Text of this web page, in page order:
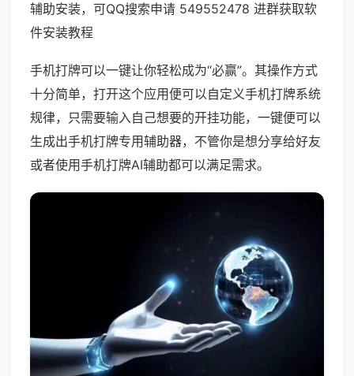
辅助安装，可QQ搜索申请 549552478 进群获取软
件安装教程
手机打牌可以一键让你轻松成为“必赢”。其操作方式
十分简单，打开这个应用便可以自定义手机打牌系统
规律，只需要输入自己想要的开挂功能，一键便可以
生成出手机打牌专用辅助器，不管你是想分享给好友
或者使用手机打牌AI辅助都可以满足需求。